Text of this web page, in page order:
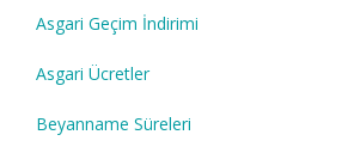
Asgari Geçim İndirimi
Asgari Ücretler
Beyanname Süreleri